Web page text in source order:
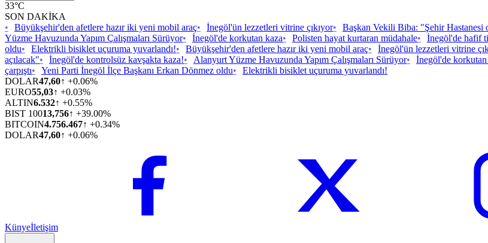
33°C
SON DAKİKA
•
Büyükşehir'den afetlere hazır iki yeni mobil araç• İnegöl'ün lezzetleri vitrine çıkıyor• Başkan Vekili Biba: "Şehir Hastanesi
Yüzme Havuzunda Yapım Çalışmaları Sürüyor• İnegöl'de korkutan kaza• Polisten hayat kurtaran müdahale• İnegöl'de hafif
oldu• Elektrikli bisiklet uçuruma yuvarlandı!• Büyükşehir'den afetlere hazır iki yeni mobil araç• İnegöl'ün lezzetleri vitrine
açılacak"• İnegöl'de kontrolsüz kavşakta kaza!• Alanyurt Yüzme Havuzunda Yapım Çalışmaları Sürüyor• İnegöl'de korkutan
çarpıştı• Yeni Parti İnegöl İlçe Başkanı Erkan Dönmez oldu•
Elektrikli bisiklet uçuruma yuvarlandı!
DOLAR47,60↑ +0.06%
EURO55,03↑ +0.03%
ALTIN6.532↑ +0.55%
BIST 10013,756↑ +39.00%
BITCOIN4.756.467↑ +0.34%
DOLAR47,60↑ +0.06%
Künyeİletişim